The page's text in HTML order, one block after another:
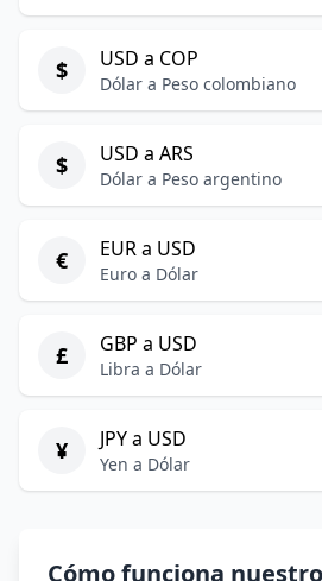
$ USD a COP
Dólar a Peso colombiano
$ USD a ARS
Dólar a Peso argentino
€ EUR a USD
Euro a Dólar
£ GBP a USD
Libra a Dólar
¥ JPY a USD
Yen a Dólar
Cómo funciona